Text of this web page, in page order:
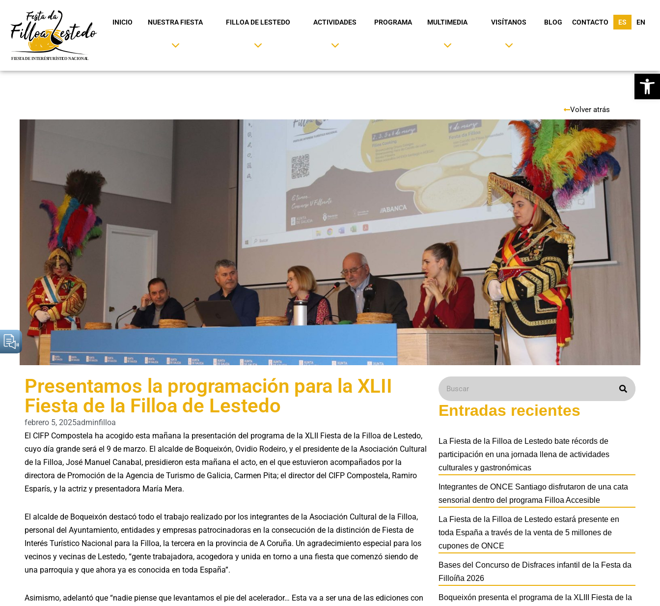
Saltar
al
contenido
INICIO NUESTRA FIESTA FILLOA DE LESTEDO ACTIVIDADES PROGRAMA MULTIMEDIA VISÍTANOS BLOG CONTACTO ES EN
Volver atrás
Presentamos la programación para la XLII
Fiesta de la Filloa de Lestedo
febrero 5, 2025adminfilloa
El CIFP Compostela ha acogido esta mañana la presentación del programa de la XLII Fiesta de la Filloa de Lestedo,
cuyo día grande será el 9 de marzo. El alcalde de Boqueixón, Ovidio Rodeiro, y el presidente de la Asociación Cultural
de la Filloa, José Manuel Canabal, presidieron esta mañana el acto, en el que estuvieron acompañados por la
directora de Promoción de la Agencia de Turismo de Galicia, Carmen Pita; el director del CIFP Compostela, Ramiro
Esparís, y la actriz y presentadora María Mera.
El alcalde de Boqueixón destacó todo el trabajo realizado por los integrantes de la Asociación Cultural de la Filloa,
personal del Ayuntamiento, entidades y empresas patrocinadoras en la consecución de la distinción de Fiesta de
Interés Turístico Nacional para la Filloa, la tercera en la provincia de A Coruña. Un agradecimiento especial para los
vecinos y vecinas de Lestedo, “gente trabajadora, acogedora y unida en torno a una fiesta que comenzó siendo de
una parroquia y que ahora ya es conocida en toda España”.
Asimismo, adelantó que “nadie piense que levantamos el pie del acelerador… Esta va a ser una de las ediciones con
Entradas recientes
La Fiesta de la Filloa de Lestedo bate récords de
participación en una jornada llena de actividades
culturales y gastronómicas
Integrantes de ONCE Santiago disfrutaron de una cata
sensorial dentro del programa Filloa Accesible
La Fiesta de la Filloa de Lestedo estará presente en
toda España a través de la venta de 5 millones de
cupones de ONCE
Bases del Concurso de Disfraces infantil de la Festa da
Filloíña 2026
Boqueixón presenta el programa de la XLIII Fiesta de la